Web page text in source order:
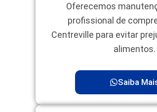
Oferecemos
profissional de
Centreville para evitar
alimentos.
Saiba